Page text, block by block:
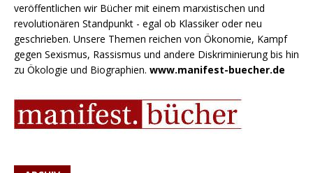
veröffentlichen wir Bücher mit einem marxistischen und
revolutionären Standpunkt - egal ob Klassiker oder neu
geschrieben. Unsere Themen reichen von Ökonomie, Kampf
gegen Sexismus, Rassismus und andere Diskriminierung bis hin
zu Ökologie und Biographien. www.manifest-buecher.de